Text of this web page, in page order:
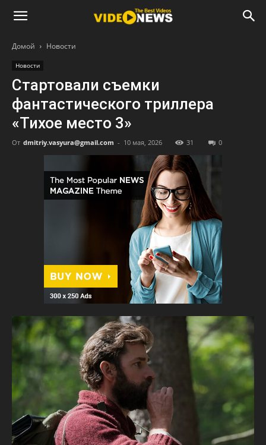
Домой Новости
Новости
Стартовали съемки
фантастического триллера
«Тихое место 3»
От dmitriy.vasyura@gmail.com - 10 мая, 2026 31 0